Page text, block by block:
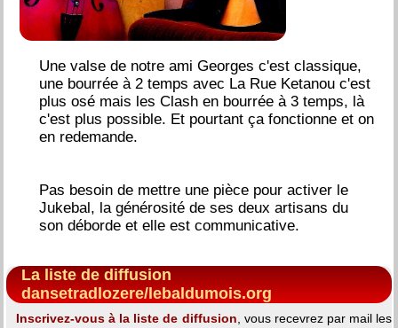
Une valse de notre ami Georges c'est classique,
une bourrée à 2 temps avec La Rue Ketanou c'est
plus osé mais les Clash en bourrée à 3 temps, là
c'est plus possible. Et pourtant ça fonctionne et on
en redemande.
Pas besoin de mettre une pièce pour activer le
Jukebal, la générosité de ses deux artisans du
son déborde et elle est communicative.
La liste de diffusion
dansetradlozere/lebaldumois.org
Inscrivez-vous à la liste de diffusion , vous recevrez par mail les